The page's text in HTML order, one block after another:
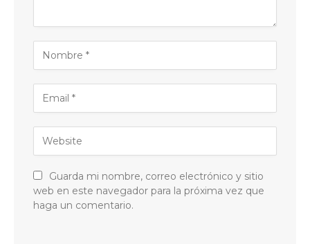
Guarda mi nombre, correo electrónico y sitio
web en este navegador para la próxima vez que
haga un comentario.